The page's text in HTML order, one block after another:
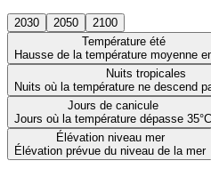
2030 2050
2100
Température été
Hausse de la température moyenne
Nuits tropicales
Nuits où la température ne descend
Jours de canicule
Jours où la température dépasse 35°C
Élévation niveau mer
Élévation prévue du niveau de la mer